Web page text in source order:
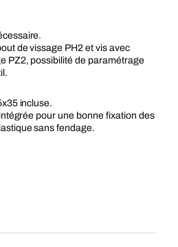
de vissage PH2 et vis avec
PZ2, possibilité de paramétrage
incluse.
pour une bonne fixation des
sans fendage.